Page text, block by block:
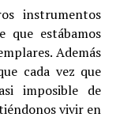
instrumentos
estábamos
Además
cada vez que
imposible de
vivir en